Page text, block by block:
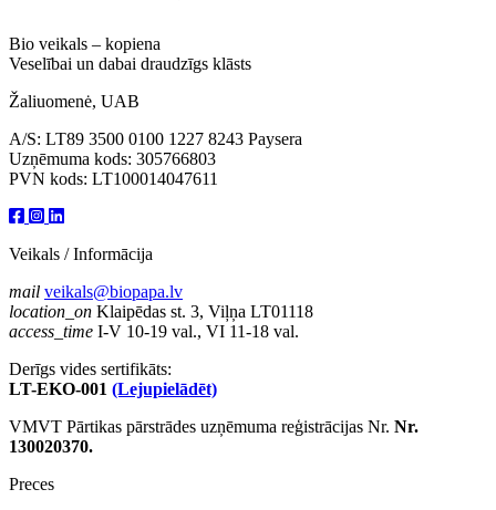
Bio veikals – kopiena
Veselībai un dabai draudzīgs klāsts
Žaliuomenė, UAB
A/S: LT89 3500 0100 1227 8243 Paysera
Uzņēmuma kods: 305766803
PVN kods: LT100014047611
Veikals / Informācija
mail veikals@biopapa.lv
location_on Klaipēdas st. 3, Viļņa LT01118
access_time I-V 10-19 val., VI 11-18 val.
Derīgs vides sertifikāts:
LT-EKO-001 (Lejupielādēt)
VMVT Pārtikas pārstrādes uzņēmuma reģistrācijas Nr. Nr.
130020370.
Preces